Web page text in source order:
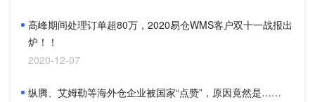
高峰期间处理订单超80万，2020易仓WMS客户双十一战报出
炉！！
2020-12-07
纵腾、艾姆勒等海外仓企业被国家“点赞”，原因竟然是……